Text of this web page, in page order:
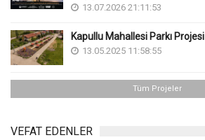
13.07.2026 21:11:53
Kapullu Mahallesi Parkı Projesi
13.05.2025 11:58:55
Tüm Projeler
VEFAT EDENLER